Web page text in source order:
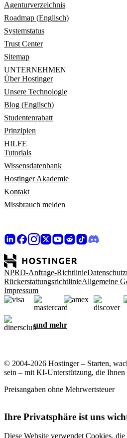
Agenturverzeichnis
Roadmap (Englisch)
Systemstatus
Trust Center
Sitemap
UNTERNEHMEN
Über Hostinger
Unsere Technologie
Blog (Englisch)
Studentenrabatt
Prinzipien
HILFE
Tutorials
Wissensdatenbank
Hostinger Akademie
Kontakt
Missbrauch melden
NPRD-Anfrage-Richtlinie
RückerstattungsrichtlinieAllgemeine
Impressum
und mehr
© 2004-2026 Hostinger – Starten,
sein – mit KI-Unterstützung, die
Preisangaben ohne Mehrwertsteuer
Ihre Privatsphäre ist uns
Diese Website verwendet Cookies,